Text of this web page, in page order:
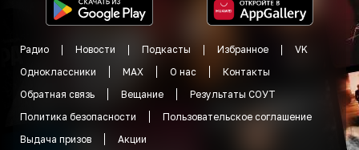
Радио Новости Подкасты Избранное
VK
Одноклассники
MAX О нас
Контакты
Обратная связь
Вещание
Результаты СОУТ
Политика безопасности
Пользовательское соглашение
Выдача призов
Акции